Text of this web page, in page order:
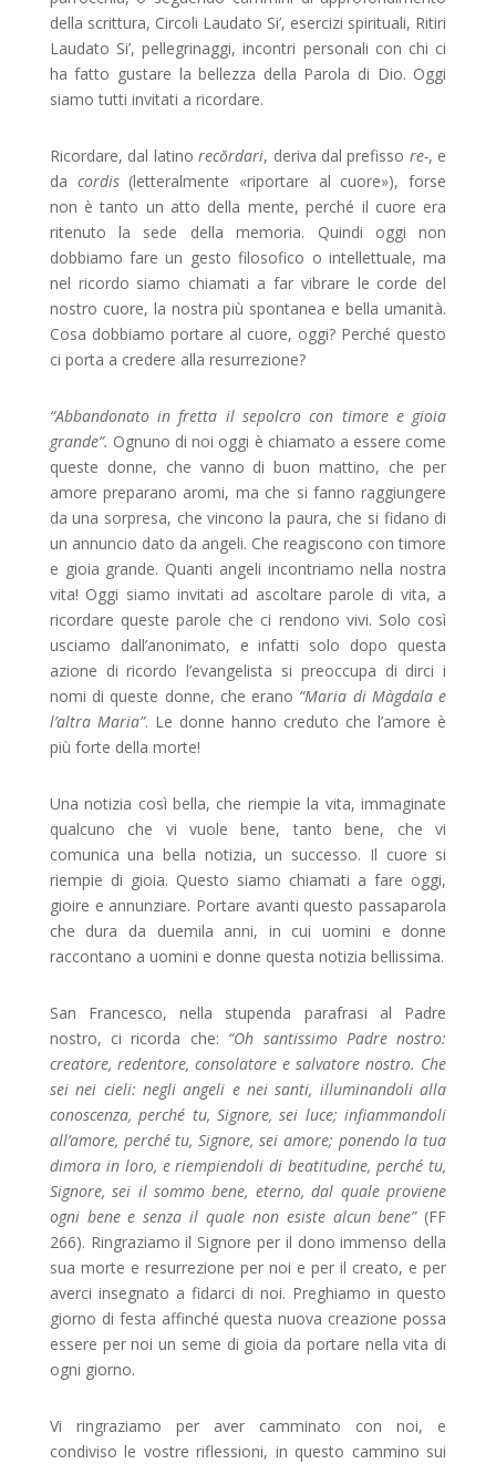
della scrittura, Circoli Laudato Si’, esercizi spirituali, Ritiri
Laudato Si’, pellegrinaggi, incontri personali con chi ci
ha fatto gustare la bellezza della Parola di Dio. Oggi
siamo tutti invitati a ricordare.
Ricordare, dal latinorecŏrdari, deriva dal prefisso re-, e
da cordis(letteralmente «riportare al cuore»), forse
non è tanto un atto della mente, perché il cuore era
ritenuto la sede della memoria. Quindi oggi non
dobbiamo fare un gesto filosofico o intellettuale, ma
nel ricordo siamo chiamati a far vibrare le corde del
nostro cuore, la nostra più spontanea e bella umanità.
Cosa dobbiamo portare al cuore, oggi? Perché questo
ci porta a credere alla resurrezione?
“Abbandonato in fretta il sepolcro con timore e gioia
grande”. Ognuno di noi oggi è chiamato a essere come
queste donne, che vanno di buon mattino, che per
amore preparano aromi, ma che si fanno raggiungere
da una sorpresa, che vincono la paura, che si fidano di
un annuncio dato da angeli. Che reagiscono con timore
e gioia grande. Quanti angeli incontriamo nella nostra
vita! Oggi siamo invitati ad ascoltare parole di vita, a
ricordare queste parole che ci rendono vivi. Solo così
usciamo dall’anonimato, e infatti solo dopo questa
azione di ricordo l’evangelista si preoccupa di dirci i
nomi di queste donne, che erano “Maria di Màgdala e
l’altra Maria”. Le donne hanno creduto che l’amore è
più forte della morte!
Una notizia così bella, che riempie la vita, immaginate
qualcuno che vi vuole bene, tanto bene, che vi
comunica una bella notizia, un successo. Il cuore si
riempie di gioia. Questo siamo chiamati a fare oggi,
gioire e annunziare. Portare avanti questo passaparola
che dura da duemila anni, in cui uomini e donne
raccontano a uomini e donne questa notizia bellissima.
San Francesco, nella stupenda parafrasi al Padre
nostro, ci ricorda che: “Oh santissimo Padre nostro:
creatore, redentore, consolatore e salvatore nostro. Che
sei nei cieli: negli angeli e nei santi, illuminandoli alla
conoscenza, perché tu, Signore, sei luce; infiammandoli
all’amore, perché tu, Signore, sei amore; ponendo la tua
dimora in loro, e riempiendoli di beatitudine, perché tu,
Signore, sei il sommo bene, eterno, dal quale proviene
ogni bene e senza il quale non esiste alcun bene” (FF
266). Ringraziamo il Signore per il dono immenso della
sua morte e resurrezione per noi e per il creato, e per
averci insegnato a fidarci di noi. Preghiamo in questo
giorno di festa affinché questa nuova creazione possa
essere per noi un seme di gioia da portare nella vita di
ogni giorno.
Vi ringraziamo per aver camminato con noi, e
condiviso le vostre riflessioni, in questo cammino sui